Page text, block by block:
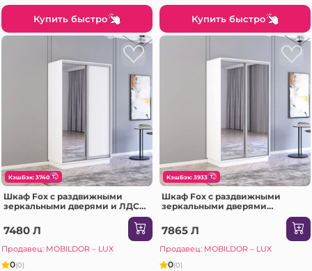
Купить быстро Купить быстро
КэшБэк: 3740
Шкаф Fox с раздвижными
зеркальными дверями и ЛДСП
7480 Л
Продавец: MOBILDOR – LUX
0(0)
КэшБэк: 3933
Шкаф Fox с раздвижными
зеркальными дверями
7865 Л
Продавец: MOBILDOR – LUX
0(0)